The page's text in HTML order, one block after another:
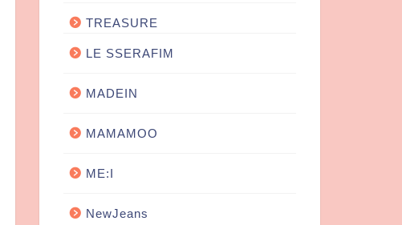
TREASURE
LE SSERAFIM
MADEIN
MAMAMOO
ME:I
NewJeans